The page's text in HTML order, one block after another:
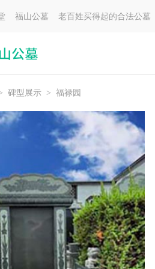
福山公墓 老百姓买得起的合法公墓
碑型展示 > 福禄园